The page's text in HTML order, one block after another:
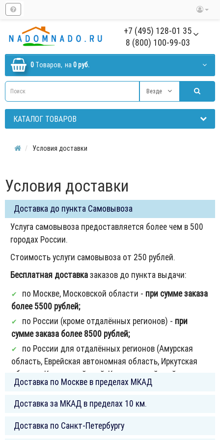
+7 (495) 128-01 35
8 (800) 100-99-03
0 Tоваров, на 0 руб.
Везде
КАТАЛОГ ТОВАРОВ
Условия доставки
Условия доставки
Доставка до пункта Самовывоза
Услуга самовывоза предоставляется более чем в 500
городах России.
Стоимость услуги самовывоза от 250 рублей.
Бесплатная доставказаказов до пункта выдачи:
по Москве, Московской области - при сумме заказа
более 5500 рублей;
по России (кроме отдалённых регионов) - при
сумме заказа более 8500 рублей;
по России для отдалённых регионов (Амурская
область, Еврейская автономная область, Иркутская
область, Камчатский край, Красноярский край,
Магаданская область, Ненецкий автономный округ,
Приморский край, Саха (Якутия) республика,
Сахалинская область, Тыва республика, Хабаровский
край, Хакасия республика, Ханты-Мансийский АО —
Доставка по Москве в пределах МКАД
Ближайшая доставка курьером осуществляется на
По будням - с 10 до 18.
Доставка за МКАД в пределах 10 км.
Ближайшая доставка курьером осуществляется на
следующий рабочий день после согласования заказа.
Доставка по Санкт-Петербургу